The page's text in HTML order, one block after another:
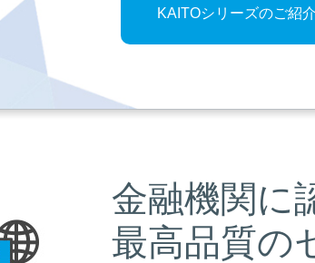
KAITOシリーズのご紹
金融機関に
最高品質の